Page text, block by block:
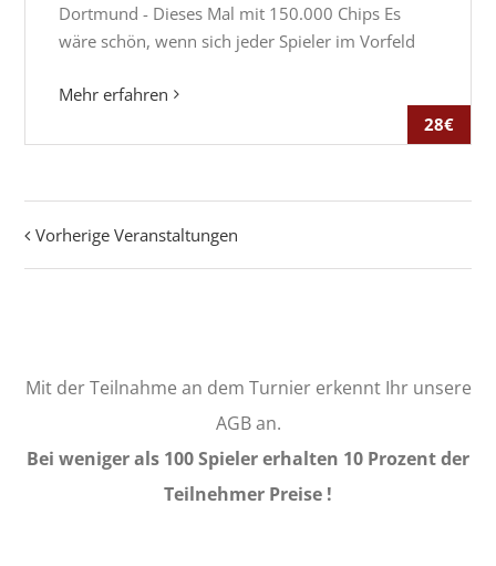
28€
Dortmund - Dieses Mal mit 150.000 Chips Es
wäre schön, wenn sich jeder Spieler im Vorfeld
Mehr erfahren
Veranstaltungen
Vorherige Veranstaltungen
Mit der Teilnahme an dem Turnier erkennt Ihr unsere
AGB an.
Bei weniger als 100 Spieler erhalten 10 Prozent der
Teilnehmer Preise !